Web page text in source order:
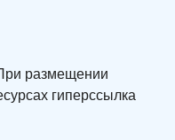
размещении
гиперссылка